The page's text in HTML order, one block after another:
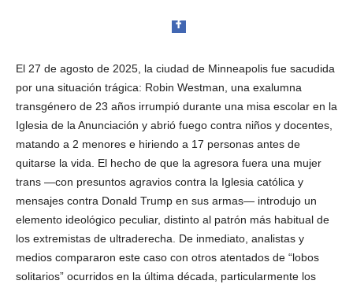
Facebook
Twitter
El 27 de agosto de 2025, la ciudad de Minneapolis fue sacudida
por una situación trágica: Robin Westman, una exalumna
transgénero de 23 años irrumpió durante una misa escolar en la
Iglesia de la Anunciación y abrió fuego contra niños y docentes,
matando a 2 menores e hiriendo a 17 personas antes de
quitarse la vida. El hecho de que la agresora fuera una mujer
trans —con presuntos agravios contra la Iglesia católica y
mensajes contra Donald Trump en sus armas— introdujo un
elemento ideológico peculiar, distinto al patrón más habitual de
los extremistas de ultraderecha. De inmediato, analistas y
medios compararon este caso con otros atentados de “lobos
solitarios” ocurridos en la última década, particularmente los